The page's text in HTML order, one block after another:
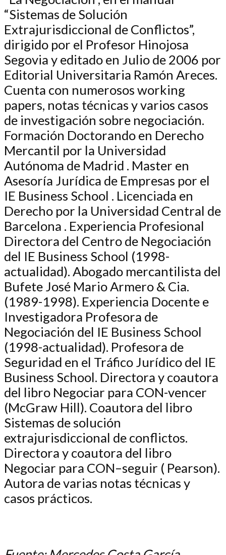
“Sistemas de Solución
Extrajurisdiccional de Conflictos”,
dirigido por el Profesor Hinojosa
Segovia y editado en Julio de 2006 por
Editorial Universitaria Ramón Areces.
Cuenta con numerosos working
papers, notas técnicas y varios casos
de investigación sobre negociación.
Formación Doctorando en Derecho
Mercantil por la Universidad
Autónoma de Madrid . Master en
Asesoría Jurídica de Empresas por el
IE Business School . Licenciada en
Derecho por la Universidad Central de
Barcelona . Experiencia Profesional
Directora del Centro de Negociación
del IE Business School (1998-
actualidad). Abogado mercantilista del
Bufete José Mario Armero & Cia.
(1989-1998). Experiencia Docente e
Investigadora Profesora de
Negociación del IE Business School
(1998-actualidad). Profesora de
Seguridad en el Tráfico Jurídico del IE
Business School. Directora y coautora
del libro Negociar para CON-vencer
(McGraw Hill). Coautora del libro
Sistemas de solución
extrajurisdiccional de conflictos.
Directora y coautora del libro
Negociar para CON–seguir ( Pearson).
Autora de varias notas técnicas y
casos prácticos.